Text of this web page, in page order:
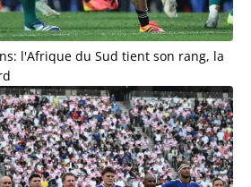
l'Afrique du Sud tient son rang, la